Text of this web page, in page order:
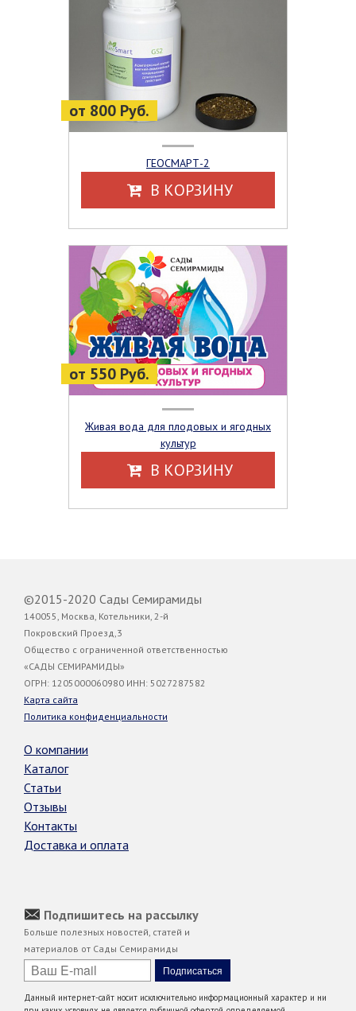
от 800 Руб.
ГЕОСМАРТ-2
В КОРЗИНУ
от 550 Руб.
Живая вода для плодовых и ягодных
культур
В КОРЗИНУ
©2015-2020 Сады Семирамиды
140055, Москва, Котельники, 2-й
Покровский Проезд,3
Общество с ограниченной ответственностью
«САДЫ СЕМИРАМИДЫ»
ОГРН: 1205000060980 ИНН: 5027287582
Карта сайта
Политика конфиденциальности
О компании
Каталог
Статьи
Отзывы
Контакты
Доставка и оплата
Подпишитесь на рассылку
Больше полезных новостей, статей и
материалов от Сады Семирамиды
Данный интернет-сайт носит исключительно информационный характер и ни